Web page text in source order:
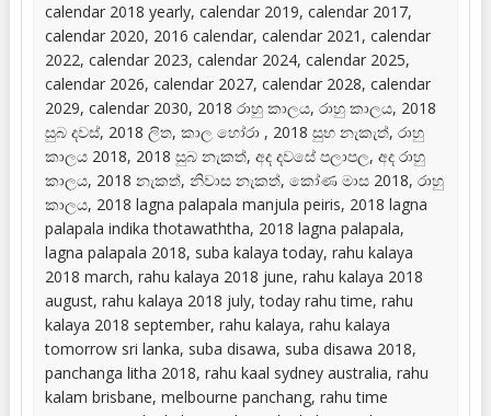
calendar 2018 yearly, calendar 2019, calendar 2017,
calendar 2020, 2016 calendar, calendar 2021, calendar
2022, calendar 2023, calendar 2024, calendar 2025,
calendar 2026, calendar 2027, calendar 2028, calendar
2029, calendar 2030, 2018 රාහු කාලය, රාහු කාලය, 2018
සුබ දවස්, 2018 ලිත, කාල හෝරා , 2018 සුභ නැකැත්, රාහු
කාලය 2018, 2018 සුබ නැකත්, අද දවසේ පලාපල, අද රාහු
කාලය, 2018 නැකත්, නිවාස නැකත්, කෝණ මාස 2018, රාහු
කාලය, 2018 lagna palapala manjula peiris, 2018 lagna
palapala indika thotawaththa, 2018 lagna palapala,
lagna palapala 2018, suba kalaya today, rahu kalaya
2018 march, rahu kalaya 2018 june, rahu kalaya 2018
august, rahu kalaya 2018 july, today rahu time, rahu
kalaya 2018 september, rahu kalaya, rahu kalaya
tomorrow sri lanka, suba disawa, suba disawa 2018,
panchanga litha 2018, rahu kaal sydney australia, rahu
kalam brisbane, melbourne panchang, rahu time